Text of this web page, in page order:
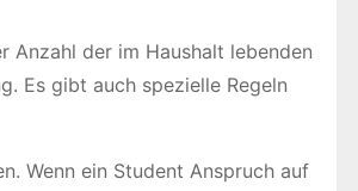
Anzahl der im Haushalt lebenden
Es gibt auch spezielle Regeln
Wenn ein Student Anspruch auf